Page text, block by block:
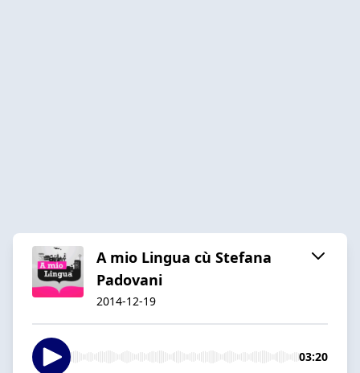
A mio Lingua cù Stefana
Padovani
2014-12-19
03:20